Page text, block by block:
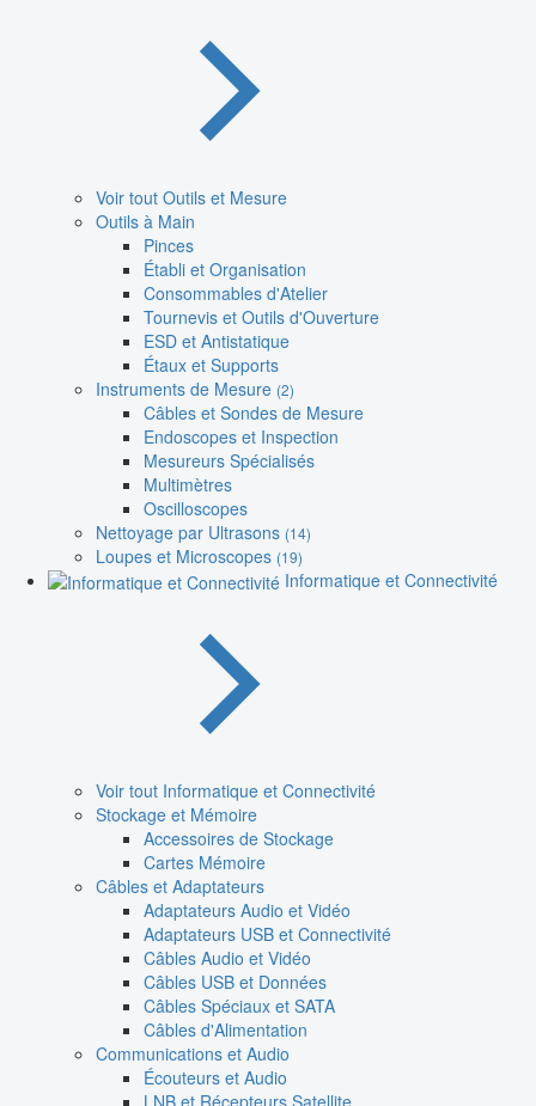
Voir tout Outils et Mesure
Outils à Main
Pinces
Établi et Organisation
Consommables d'Atelier
Tournevis et Outils d'Ouverture
ESD et Antistatique
Étaux et Supports
Instruments de Mesure (2)
Câbles et Sondes de Mesure
Endoscopes et Inspection
Mesureurs Spécialisés
Multimètres
Oscilloscopes
Nettoyage par Ultrasons (14)
Loupes et Microscopes (19)
Informatique et Connectivité
Voir tout Informatique et Connectivité
Stockage et Mémoire
Accessoires de Stockage
Cartes Mémoire
Câbles et Adaptateurs
Adaptateurs Audio et Vidéo
Adaptateurs USB et Connectivité
Câbles Audio et Vidéo
Câbles USB et Données
Câbles Spéciaux et SATA
Câbles d'Alimentation
Communications et Audio
Écouteurs et Audio